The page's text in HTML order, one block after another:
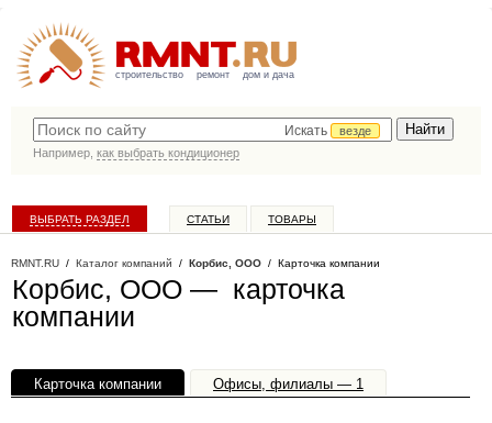
строительство ремонт дом и дача
Искать
везде
Например, как выбрать кондиционер
ВЫБРАТЬ РАЗДЕЛ СТАТЬИ ТОВАРЫ
RMNT.RU / Каталог компаний / Корбис, ООО / Карточка компании
Корбис, ООО — карточка
компании
Карточка компании Офисы, филиалы — 1